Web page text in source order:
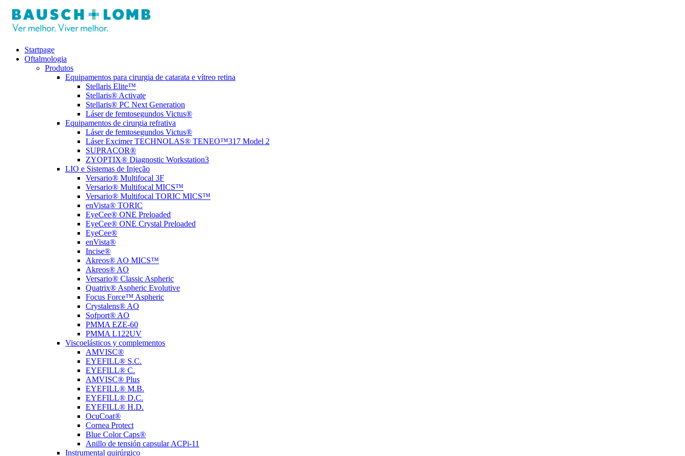
Startpage
Oftalmologia
Produtos
Equipamentos para cirurgia de catarata e vítreo retina
Stellaris Elite™
Stellaris® Activate
Stellaris® PC Next Generation
Láser de femtosegundos Victus®
Equipamentos de cirurgia refrativa
Láser de femtosegundos Victus®
Láser Excimer TECHNOLAS® TENEO™317 Model 2
SUPRACOR®
ZYOPTIX® Diagnostic Workstation3
LIO e Sistemas de Injeção
Versario® Multifocal 3F
Versario® Multifocal MICS™
Versario® Multifocal TORIC MICS™
enVista® TORIC
EyeCee® ONE Preloaded
EyeCee® ONE Crystal Preloaded
EyeCee®
enVista®
Incise®
Akreos® AO MICS™
Akreos® AO
Versario® Classic Aspheric
Quatrix® Aspheric Evolutive
Focus Force™ Aspheric
Crystalens® AO
Sofport® AO
PMMA EZE-60
PMMA L122UV
Viscoelásticos y complementos
AMVISC®
EYEFILL® S.C.
EYEFILL® C.
AMVISC® Plus
EYEFILL® M.B.
EYEFILL® D.C.
EYEFILL® H.D.
OcuCoat®
Cornea Protect
Blue Color Caps®
Anillo de tensión capsular ACPi-11
Instrumental quirúrgico